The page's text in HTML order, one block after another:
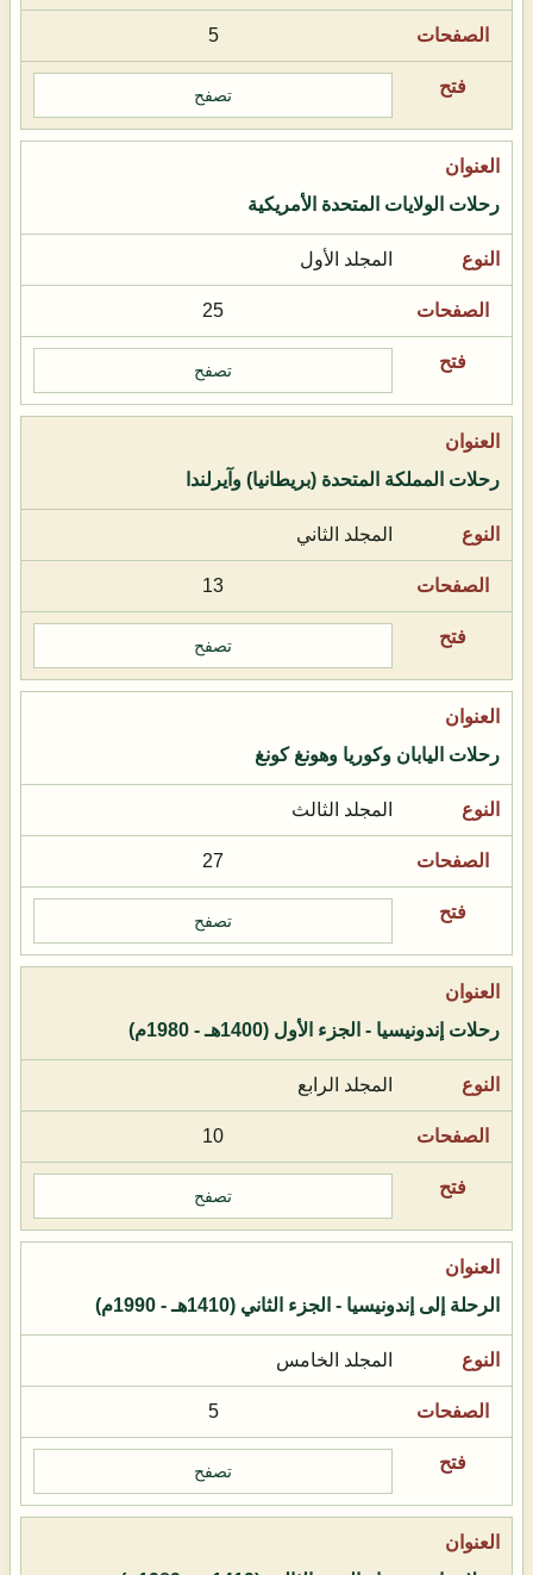
5
تصفح
رحلات الولايات المتحدة الأمريكية
المجلد الأول
25
تصفح
رحلات المملكة المتحدة (بريطانيا) وآيرلندا
المجلد الثاني
13
تصفح
رحلات اليابان وكوريا وهونغ كونغ
المجلد الثالث
27
تصفح
رحلات إندونيسيا - الجزء الأول (1400هـ - 1980م)
المجلد الرابع
10
تصفح
الرحلة إلى إندونيسيا - الجزء الثاني (1410هـ - 1990م)
المجلد الخامس
5
تصفح